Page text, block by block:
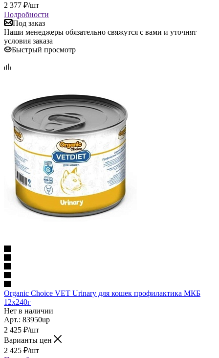
2 377 ₽/шт
Подробности
Под заказ
Наши менеджеры обязательно свяжутся с вами и уточнят
условия заказа
Быстрый просмотр
Organic Сhoice VET Urinary для кошек профилактика МКБ
12х240г
Нет в наличии
Арт.: 83950up
2 425 ₽/шт
Варианты цен
2 425 ₽/шт